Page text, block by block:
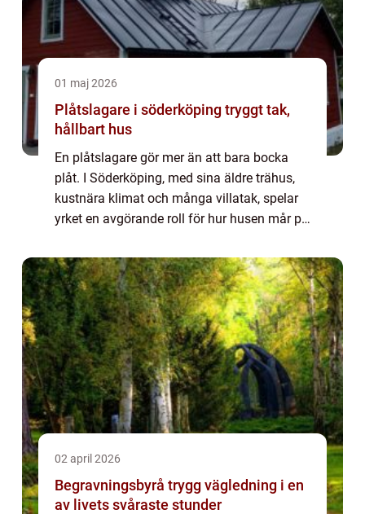
01 maj 2026
Plåtslagare i söderköping tryggt tak,
hållbart hus
En plåtslagare gör mer än att bara bocka
plåt. I Söderköping, med sina äldre trähus,
kustnära klimat och många villatak, spelar
yrket en avgörande roll för hur husen mår på
fukt, förlänger takets livsläng...
02 april 2026
Begravningsbyrå trygg vägledning i en
av livets svåraste stunder